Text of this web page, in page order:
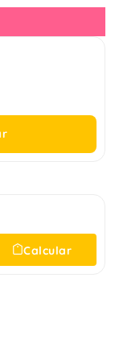
em um
isso promove
de
para
pet.br
Alimento
e com baixo
com mix
Promove
Calcular